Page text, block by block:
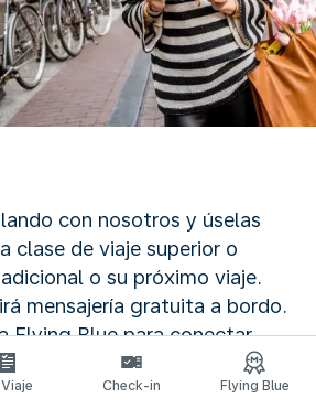
con nosotros y úselas
clase de viaje superior o
o su próximo viaje.
mensajería gratuita a bordo.
Flying Blue para conectar
y seres queridos.
Check-in Flying Blue